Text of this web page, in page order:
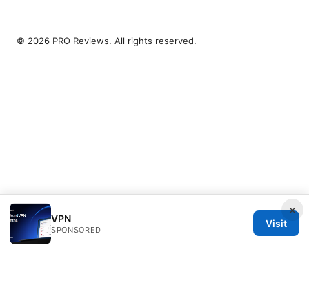
×
VPN
SPONSORED
Visit
© 2026 PRO Reviews. All rights reserved.